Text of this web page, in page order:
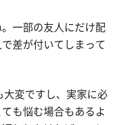
一部の友人にだけ配
差が付いてしまって
大変ですし、実家に必
も悩む場合もあるよ